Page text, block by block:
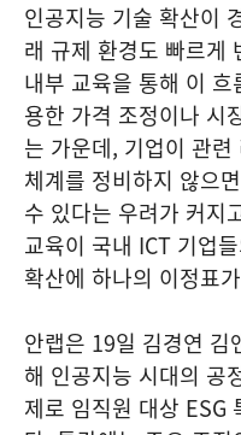
인공지능 기술 확산이
래 규제 환경도 빠르게
내부 교육을 통해 이
용한 가격 조정이나 시
는 가운데, 기업이 관
체계를 정비하지 않으
수 있다는 우려가 커지
교육이 국내 ICT 기업
확산에 하나의 이정표
안랩은 19일 김경연 김
해 인공지능 시대의 공
제로 임직원 대상 ESG